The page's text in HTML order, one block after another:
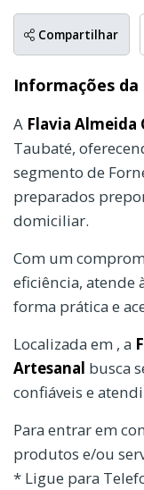
Compartilhar
Informações da
A Flavia
Taubaté,
segmento de
preparados
domiciliar.
Com um
eficiência, atende
forma prática e
Localizada em , a
Artesanal busca
confiáveis e
Para entrar em
produtos e/ou
* Ligue para